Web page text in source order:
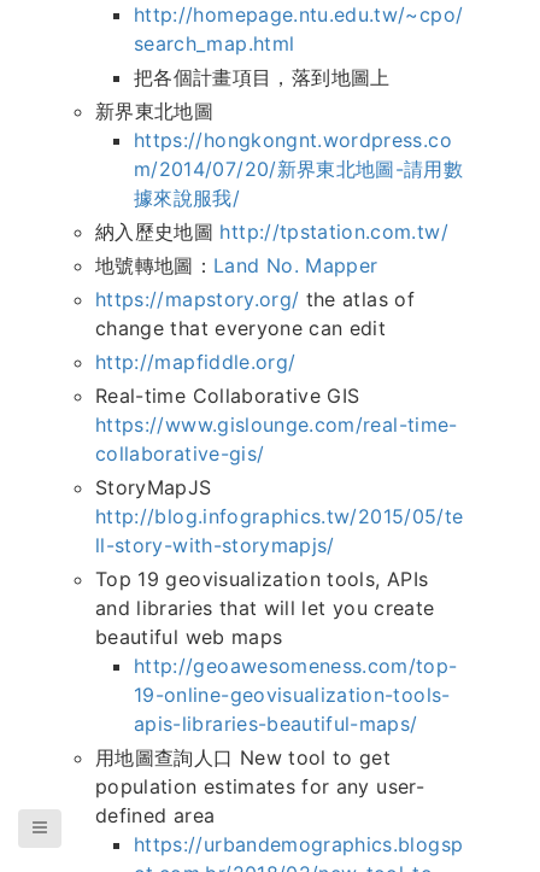
http://homepage.ntu.edu.tw/~cpo/
search_map.html
把各個計畫項目，落到地圖上
新界東北地圖
https://hongkongnt.wordpress.co
m/2014/07/20/新界東北地圖-請用數
據來說服我/
納入歷史地圖 http://tpstation.com.tw/
地號轉地圖： Land No. Mapper
https://mapstory.org/ the atlas of
change that everyone can edit
http://mapfiddle.org/
Real-time Collaborative GIS
https://www.gislounge.com/real-time-
collaborative-gis/
StoryMapJS
http://blog.infographics.tw/2015/05/te
ll-story-with-storymapjs/
Top 19 geovisualization tools, APIs
and libraries that will let you create
beautiful web maps
http://geoawesomeness.com/top-
19-online-geovisualization-tools-
apis-libraries-beautiful-maps/
用地圖查詢人口 New tool to get
population estimates for any user-
defined area
https://urbandemographics.blogsp